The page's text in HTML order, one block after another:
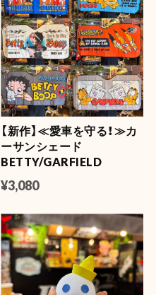
【新作】≪愛車を守る！≫カ
ーサンシェード
BETTY/GARFIELD
¥3,080